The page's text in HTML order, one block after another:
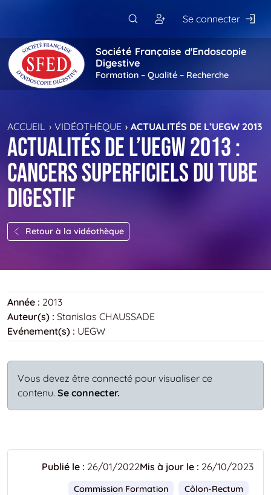
Se connecter
Société Française d'Endoscopie
Digestive
Formation – Qualité – Recherche
ACCUEIL VIDÉOTHÈQUE ACTUALITÉS DE L’UEGW 2013
Actualités de l’UEGW 2013 :
cancers superficiels du tube
digestif
Retour à la vidéothèque
Année : 2013
Auteur(s) : Stanislas CHAUSSADE
Evénement(s) : UEGW
Vous devez être connecté pour visualiser ce
contenu. Se connecter.
Publié le : 26/01/2022Mis à jour le : 26/10/2023
Commission Formation
Côlon-Rectum